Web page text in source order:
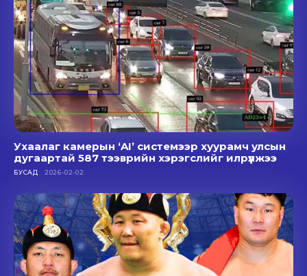
Ухаалаг камерын ‘AI’ системээр хуурамч улсын
дугаартай 587 тээврийн хэрэгслийг илрүүлжээ
БУСАД 2026-02-02